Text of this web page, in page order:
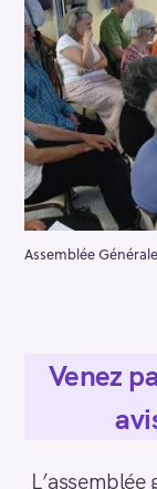
Assemblée
Venez